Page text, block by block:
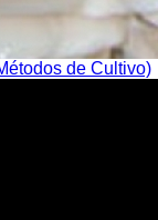
de Cultivo)